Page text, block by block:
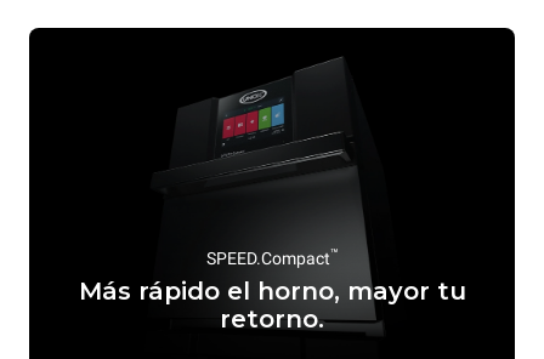
SPEED.Compact™
Más rápido el horno, mayor tu
retorno.